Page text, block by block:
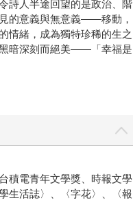
詩人半途回望的是政治、階
的意義與無意義——移動，
情緒，成為獨特珍稀的生之
黑暗深刻而絕美——「幸福是
積電青年文學獎、時報文學
生活誌〉、〈字花〉、〈報